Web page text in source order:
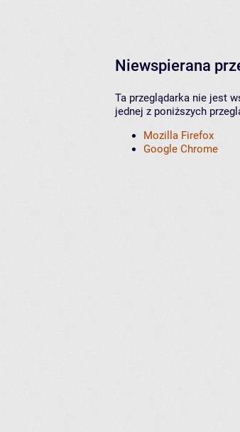
Niewspierana
Ta przeglądarka nie jest
jednej z poniższych
Mozilla Firefox
Google Chrome